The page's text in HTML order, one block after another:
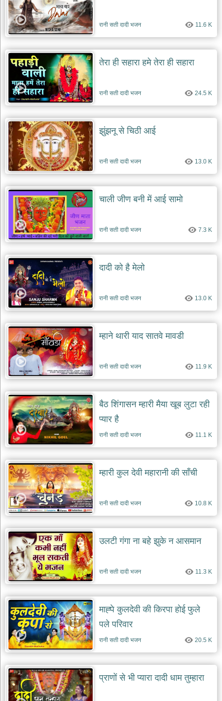
रानी सती दादी भजन 11.6 K
तेरा ही सहारा हमे तेरा ही सहारा
रानी सती दादी भजन 24.5 K
झुंझनू से चिठी आई
रानी सती दादी भजन 13.0 K
चाली जीण बनी में आई सामो
रानी सती दादी भजन 7.3 K
दादी को है मेलो
रानी सती दादी भजन 13.0 K
म्हाने थारी याद सातवे मावडी
रानी सती दादी भजन 11.9 K
बैठ शिंगासन म्हारी मैया खूब लुटा रही
प्यार है
रानी सती दादी भजन 11.1 K
म्हारी कुल देवी महारानी की साँची
रानी सती दादी भजन 10.8 K
उलटी गंगा ना बहे झुके न आसमान
रानी सती दादी भजन 11.3 K
माह्पे कुलदेवी की किरपा होई फुले
पले परिवार
रानी सती दादी भजन 20.5 K
प्राणों से भी प्यारा दादी धाम तुम्हारा